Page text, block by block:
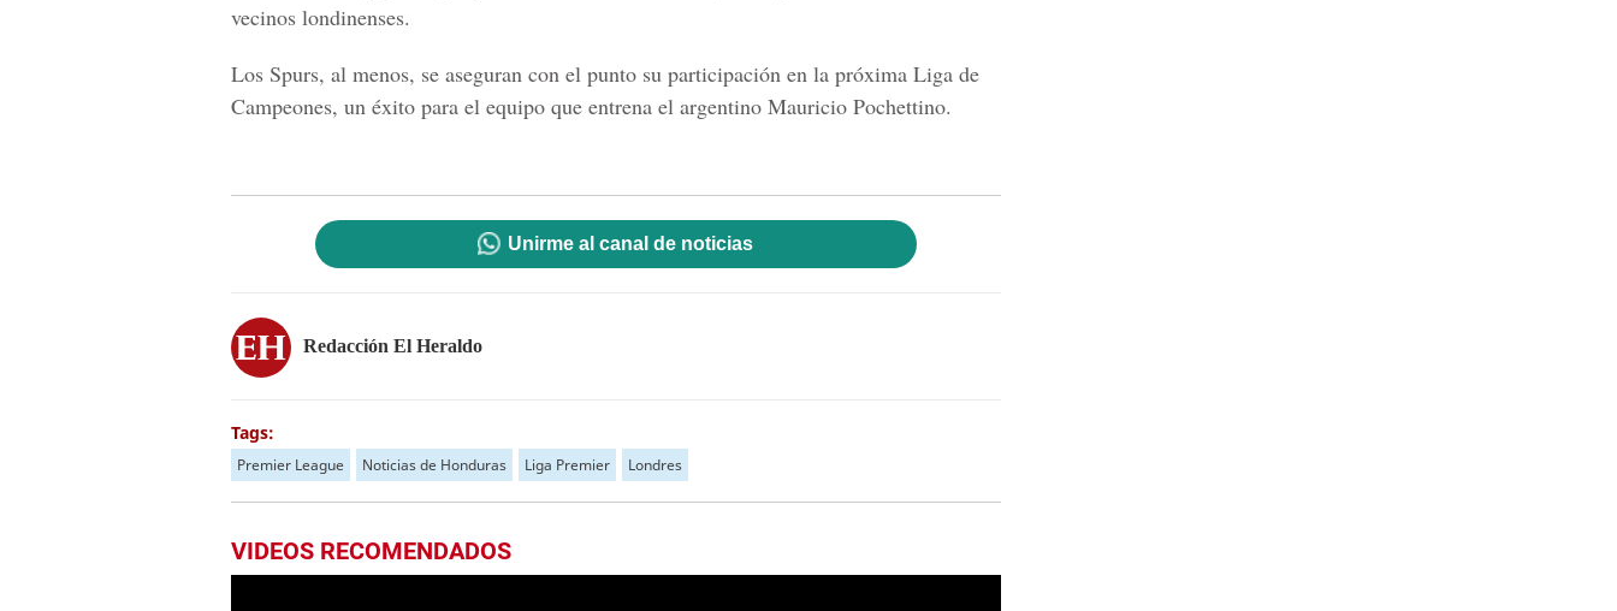
vecinos londinenses.
Los Spurs, al menos, se aseguran con el punto su participación en la próxima Liga de
Campeones, un éxito para el equipo que entrena el argentino Mauricio Pochettino.
Unirme al canal de noticias
Redacción El Heraldo
Tags:
Premier League Noticias de Honduras Liga Premier Londres
VIDEOS RECOMENDADOS